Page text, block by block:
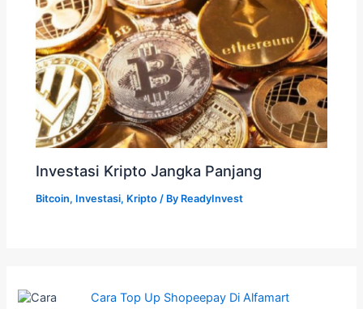
Investasi Kripto Jangka Panjang
Bitcoin, Investasi, Kripto / By ReadyInvest
Cara Top Up Shopeepay Di Alfamart